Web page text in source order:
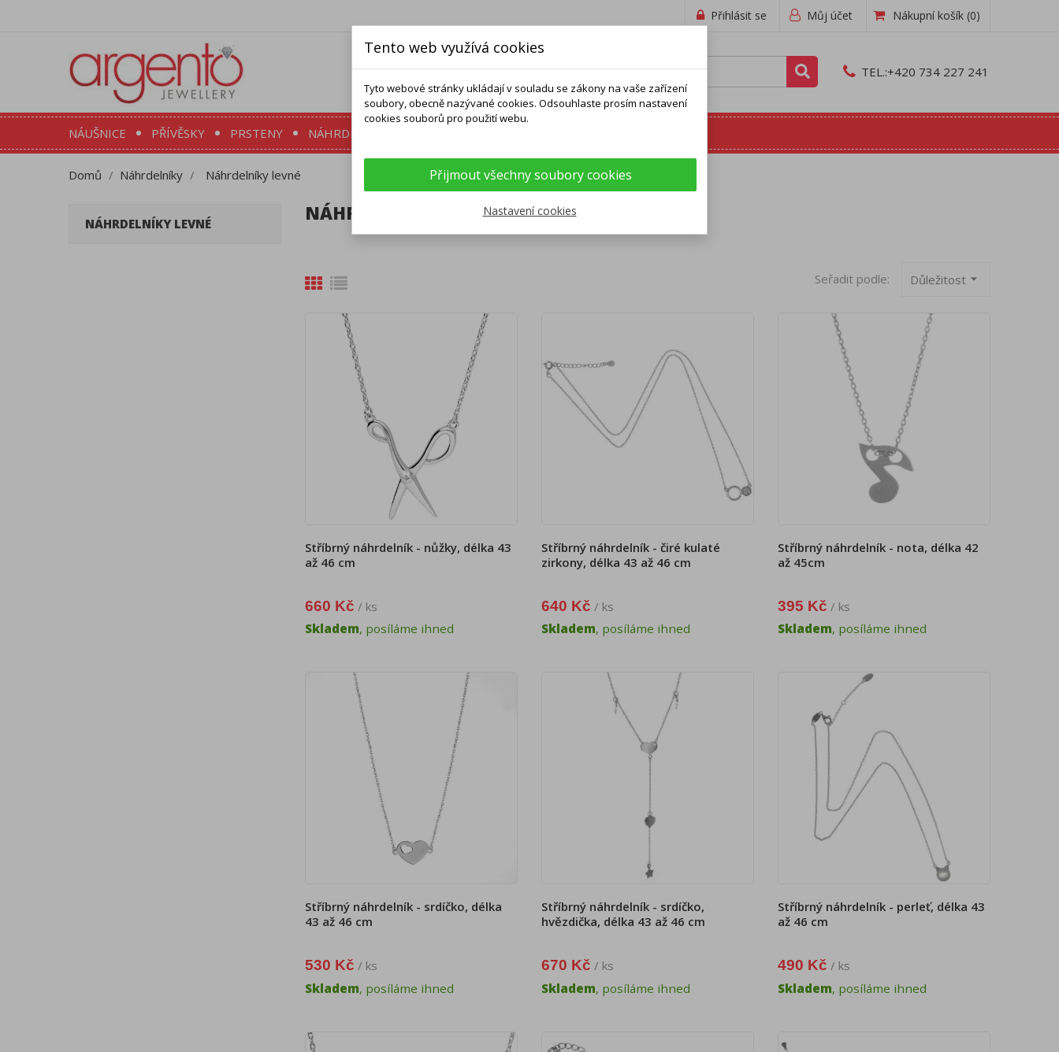
Můj účet
Přihlásit se Nákupní košík (0)
TEL.:+420 734 227 241
NÁUŠNICE PŘÍVĚSKY PRSTENY NÁHRDELNÍKY
Domů Náhrdelníky Náhrdelníky levné
NÁHRDELNÍKY LEVNÉ NÁHRDELNÍKY LEVNÉ
Seřadit podle: Důležitost arrow_drop_down
Stříbrný náhrdelník - nůžky, délka 43
až 46 cm
660 Kč / ks
Skladem, posíláme ihned
Stříbrný náhrdelník - čiré kulaté
zirkony, délka 43 až 46 cm
640 Kč / ks
Skladem, posíláme ihned
Stříbrný náhrdelník - nota, délka 42
až 45cm
395 Kč / ks
Skladem, posíláme ihned
Stříbrný náhrdelník - srdíčko, délka
43 až 46 cm
530 Kč / ks
Skladem, posíláme ihned
Stříbrný náhrdelník - srdíčko,
hvězdička, délka 43 až 46 cm
670 Kč / ks
Skladem, posíláme ihned
Stříbrný náhrdelník - perleť, délka 43
až 46 cm
490 Kč / ks
Skladem, posíláme ihned
Tento web využívá cookies
Tyto webové stránky ukládají v souladu se zákony na vaše zařízení
soubory, obecně nazývané cookies. Odsouhlaste prosím nastavení
cookies souborů pro použití webu.
Přijmout všechny soubory cookies
Nastavení cookies